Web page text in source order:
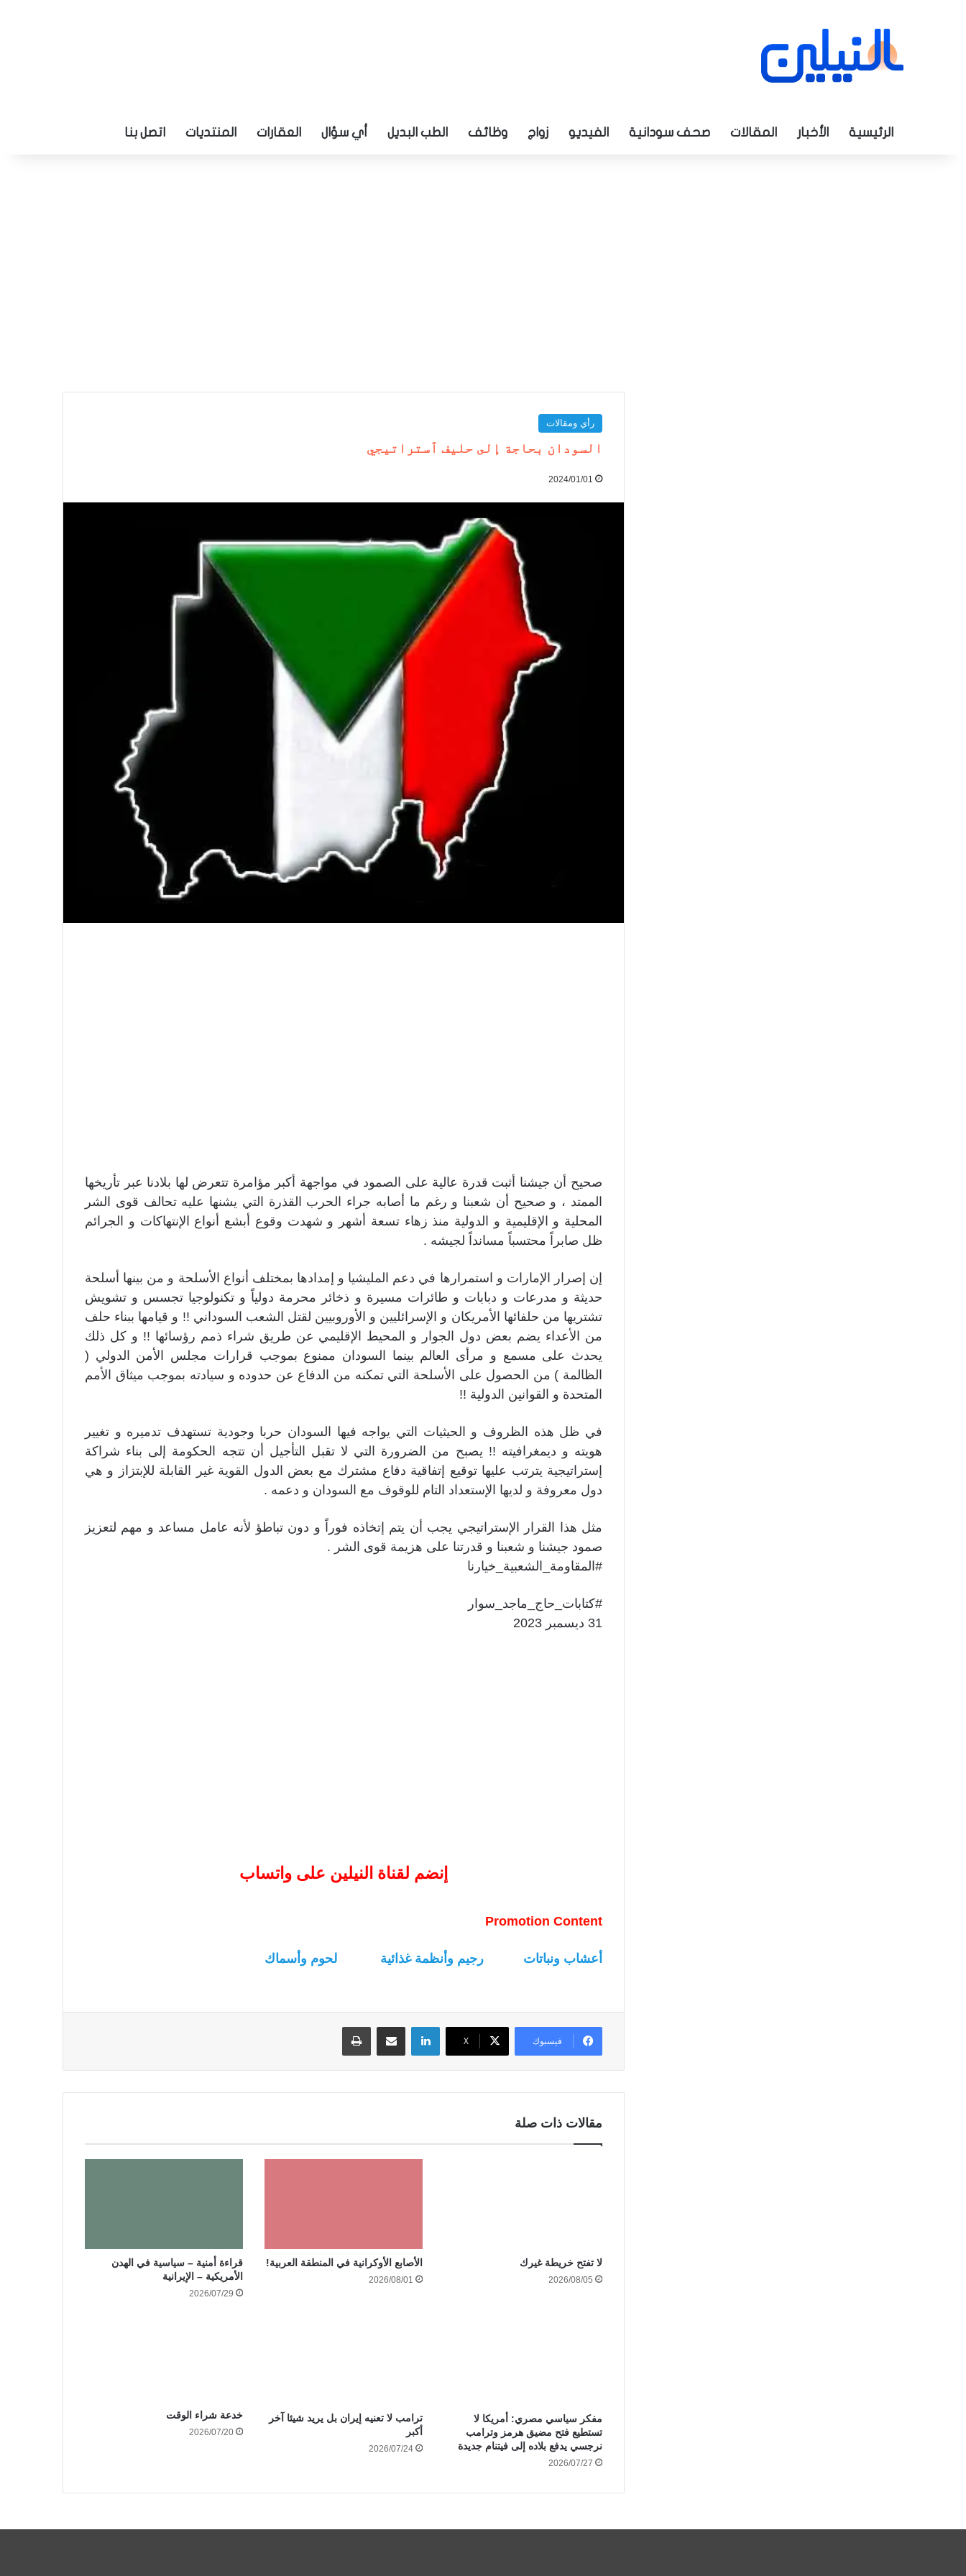
الرئيسية الأخبار المقالات صحف سودانية الفيديو زواج وظائف الطب البديل أي سؤال العقارات المنتديات اتصل بنا
رأي ومقالات
السودان بحاجة إلى حليف ٱستراتيجي
2024/01/01
صحيح أن جيشنا أثبت قدرة عالية على الصمود في مواجهة أكبر مؤامرة تتعرض لها بلادنا عبر تأريخها
الممتد ، و صحيح أن شعبنا و رغم ما أصابه جراء الحرب القذرة التي يشنها عليه تحالف قوى الشر
المحلية و الإقليمية و الدولية منذ زهاء تسعة أشهر و شهدت وقوع أبشع أنواع الإنتهاكات و الجرائم
ظل صابراً محتسباً مسانداً لجيشه .
إن إصرار الإمارات و استمرارها في دعم المليشيا و إمدادها بمختلف أنواع الأسلحة و من بينها أسلحة
حديثة و مدرعات و دبابات و طائرات مسيرة و ذخائر محرمة دولياً و تكنولوجيا تجسس و تشويش
تشتريها من حلفائها الأمريكان و الإسرائليين و الأوروبيين لقتل الشعب السوداني !! و قيامها ببناء حلف
من الأعداء يضم بعض دول الجوار و المحيط الإقليمي عن طريق شراء ذمم رؤسائها !! و كل ذلك
يحدث على مسمع و مرأى العالم بينما السودان ممنوع بموجب قرارات مجلس الأمن الدولي (
الظالمة ) من الحصول على الأسلحة التي تمكنه من الدفاع عن حدوده و سيادته بموجب ميثاق الأمم
المتحدة و القوانين الدولية !!
في ظل هذه الظروف و الحيثيات التي يواجه فيها السودان حربا وجودية تستهدف تدميره و تغيير
هويته و ديمغرافيته !! يصبح من الضرورة التي لا تقبل التأجيل أن تتجه الحكومة إلى بناء شراكة
إستراتيجية يترتب عليها توقيع إتفاقية دفاع مشترك مع بعض الدول القوية غير القابلة للإبتزاز و هي
دول معروفة و لديها الإستعداد التام للوقوف مع السودان و دعمه .
مثل هذا القرار الإستراتيجي يجب أن يتم إتخاذه فوراً و دون تباطؤ لأنه عامل مساعد و مهم لتعزيز
صمود جيشنا و شعبنا و قدرتنا على هزيمة قوى الشر .
#المقاومة_الشعبية_خيارنا
#كتابات_حاج_ماجد_سوار
31 ديسمبر 2023
إنضم لقناة النيلين على واتساب
Promotion Content
أعشاب ونباتات رجيم وأنظمة غذائية لحوم وأسماك
فيسبوك ‫X
لينكدإن
مقالات ذات صلة
لا تفتح خريطة غيرك
2026/08/05
الأصابع الأوكرانية في المنطقة العربية!
2026/08/01
قراءة أمنية – سياسية في الهدن
الأمريكية – الإيرانية
2026/07/29
مفكر سياسي مصري: أمريكا لا
تستطيع فتح مضيق هرمز وترامب
نرجسي يدفع بلاده إلى فيتنام جديدة
2026/07/27
ترامب لا تعنيه إيران بل يريد شيئا آخر
أكبر
2026/07/24
خدعة شراء الوقت
2026/07/20